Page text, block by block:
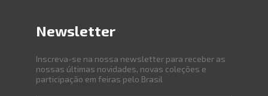
Newsletter
Inscreva-se na nossa newsletter para receber as
nossas últimas novidades, novas coleções e
participação em feiras pelo Brasil